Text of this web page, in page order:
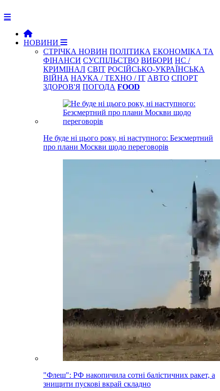
НОВИНИ
СТРІЧКА НОВИН ПОЛІТИКА ЕКОНОМІКА ТА
ФІНАНСИ СУСПІЛЬСТВО ВИБОРИ НС /
КРИМІНАЛ СВІТ РОСІЙСЬКО-УКРАЇНСЬКА
ВІЙНА НАУКА / ТЕХНО / IT АВТО СПОРТ
ЗДОРОВ'Я ПОГОДА FOOD
Не буде ні цього року, ні наступного: Безсмертний
про плани Москви щодо переговорів
"Флеш": РФ накопичила сотні балістичних ракет, а
знищити пускові вкрай складно